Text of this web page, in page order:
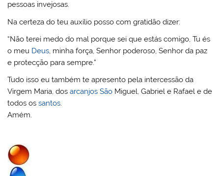
pessoas invejosas.
Na certeza do teu auxílio posso com gratidão dizer:
“Não terei medo do mal porque sei que estás comigo, Tu és
o meu Deus, minha força, Senhor poderoso, Senhor da paz
e protecção para sempre.”
Tudo isso eu também te apresento pela intercessão da
Virgem Maria, dosarcanjos São Miguel, Gabriel e Rafael e de
todos ossantos.
Amém.